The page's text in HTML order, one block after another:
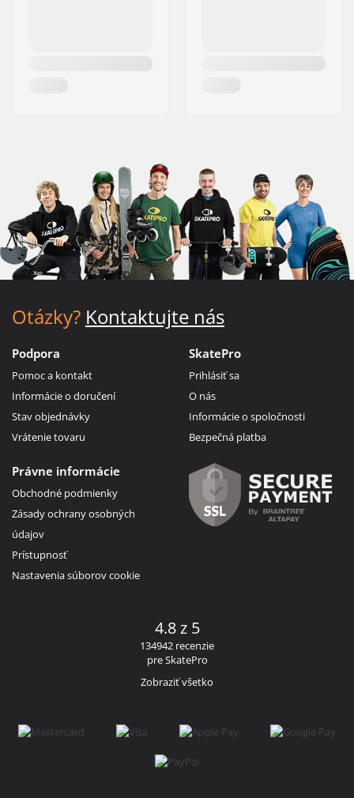
Otázky? Kontaktujte nás
Podpora
Pomoc a kontakt
Informácie o doručení
Stav objednávky
Vrátenie tovaru
SkatePro
Prihlásiť sa
O nás
Informácie o spoločnosti
Bezpečná platba
Právne informácie
Obchodné podmienky
Zásady ochrany osobných
údajov
Prístupnosť
Nastavenia súborov cookie
4.8 z 5
134942 recenzie
pre SkatePro
Zobraziť všetko